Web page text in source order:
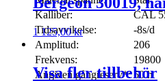
Kalliber:
CAL
Tidsavvikelse:
-8s/d
Amplitud:
206
Frekvens:
19800
Angiven gångreserv*: 50 h
1 125,00kr
Visa fler tillbehör